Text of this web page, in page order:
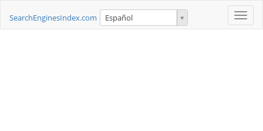
Toggle
SearchEnginesIndex.com Español